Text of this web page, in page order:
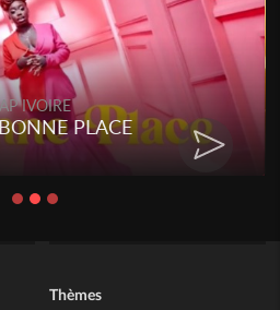
IVOIRE
PLACE
Thèmes